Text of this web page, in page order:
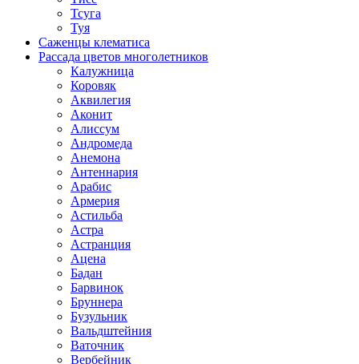
Тсуга
Туя
Саженцы клематиса
Рассада цветов многолетников
Калужница
Коровяк
Аквилегия
Аконит
Алиссум
Андромеда
Анемона
Антеннария
Арабис
Армерия
Астильба
Астра
Астранция
Ацена
Бадан
Барвинок
Бруннера
Бузульник
Вальдштейния
Ваточник
Вербейник